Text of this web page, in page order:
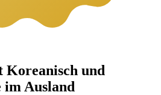
Koreanisch und
im Ausland